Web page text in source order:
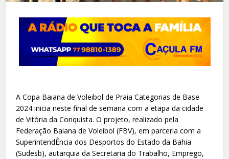
A Copa Baiana de Voleibol de Praia Categorias de Base
2024 inicia neste final de semana com a etapa da cidade
de Vitória da Conquista. O projeto, realizado pela
Federação Baiana de Voleibol (FBV), em parceria com a
SuperintendÊncia dos Desportos do Estado da Bahia
(Sudesb), autarquia da Secretaria do Trabalho, Emprego,